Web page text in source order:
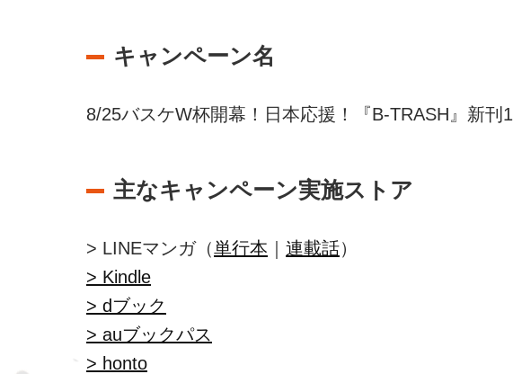
キャンペーン名
8/25バスケW杯開幕！日本応援！『B-TRASH』新刊
主なキャンペーン実施ストア
> LINEマンガ（単行本 ｜ 連載話）
> Kindle
> dブック
> auブックパス
> honto